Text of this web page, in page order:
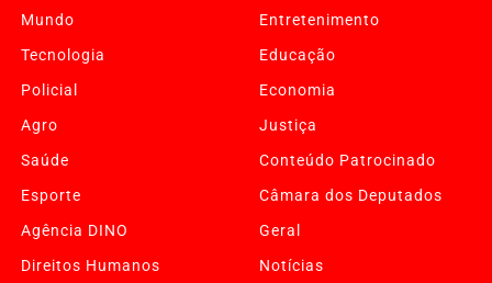
Mundo
Entretenimento
Tecnologia
Educação
Policial
Economia
Agro
Justiça
Saúde
Conteúdo Patrocinado
Esporte
Câmara dos Deputados
Agência DINO
Geral
Direitos Humanos
Notícias